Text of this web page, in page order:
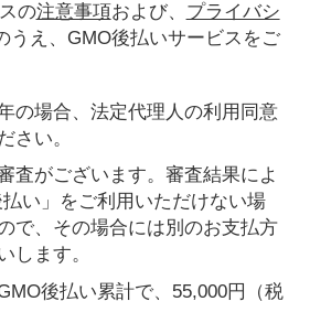
の注意事項および、 プライバシ
うえ、GMO後払いサービスをご
の場合、法定代理人の利用同意
さい。
査がございます。審査結果によ
い」をご利用いただけない場
で、その場合には別のお支払方
します。
後払い累計で、55,000円（税